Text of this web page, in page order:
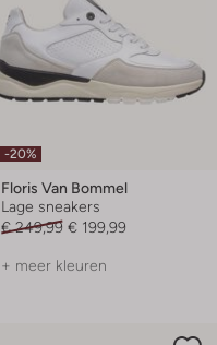
-20%
Floris Van Bommel
Lage sneakers
€ 249,99 € 199,99
+ meer kleuren